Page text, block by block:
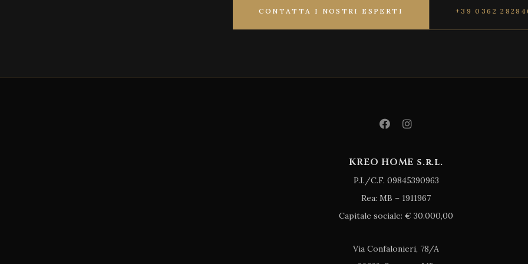
CONTATTA I NOSTRI ESPERTI +39 0362
KREO HOME s.r.l.
P.I./C.F. 09845390963
Rea: MB – 1911967
Capitale sociale: € 30.000,00
Via Confalonieri, 78/A